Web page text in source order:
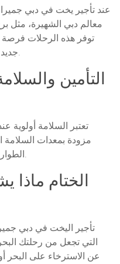
عند تأجير يخت في دبي
معالم دبي الشهيرة، مثل
توفر هذه الرحلات فرصة
جديد والاستمتاع بأفضل المناظر الطبيعية.
تعتبر السلامة أولوية
مزودة بمعدات السلامة
الطوارئ، مما يضمن لك رحلة آمنة ومريحة.
الختام ماذا
تأجير اليخت في دبي
التي تجعل من رحلتك
عن الاسترخاء على البحر